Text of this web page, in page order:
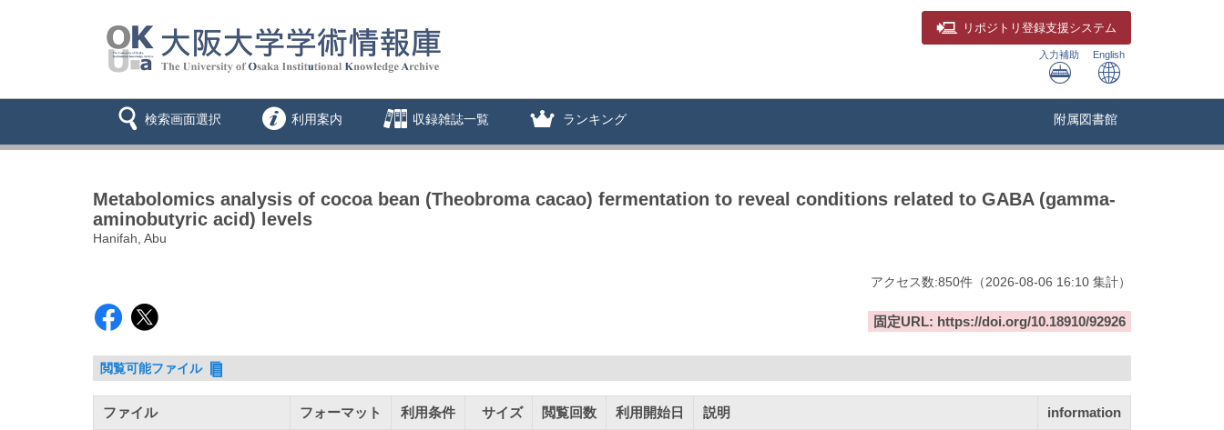
リポジトリ 登録支援システム
入力補助 English
検索画面選択 利用案内 収録雑誌一覧 ランキング 附属図書館
Metabolomics analysis of cocoa bean (Theobroma cacao) fermentation to reveal conditions related to GABA (gamma-
aminobutyric acid) levels
Hanifah, Abu
アクセス数:850件 （2026-08-06 16:10 集計）
固定URL: https://doi.org/10.18910/92926
閲覧可能ファイル
ファイル フォーマット 利用条件 サイズ 閲覧回数 利用開始日 説明 information